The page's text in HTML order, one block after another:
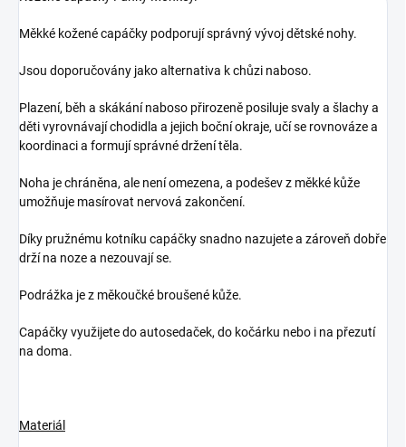
Měkké kožené capáčky podporují správný vývoj dětské nohy.
Jsou doporučovány jako alternativa k chůzi naboso.
Plazení, běh a skákání naboso přirozeně posiluje svaly a šlachy a
děti vyrovnávají chodidla a jejich boční okraje, učí se rovnováze a
koordinaci a formují správné držení těla.
Noha je chráněna, ale není omezena, a podešev z měkké kůže
umožňuje masírovat nervová zakončení.
Díky pružnému kotníku capáčky snadno nazujete a zároveň dobře
drží na noze a nezouvají se.
Podrážka je z měkoučké broušené kůže.
Capáčky využijete do autosedaček, do kočárku nebo i na přezutí
na doma.
Materiál